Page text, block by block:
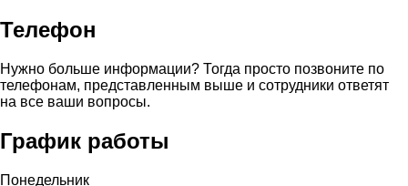
Телефон
Нужно больше информации? Тогда просто позвоните по
телефонам, представленным выше и сотрудники ответят
на все ваши вопросы.
График работы
Понедельник